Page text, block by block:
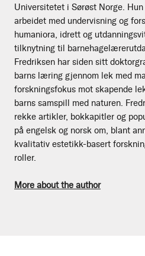
Universitetet i Sørøst Norge.
arbeidet med undervisning og
humaniora, idrett og
tilknytning til
Fredriksen har siden sitt
barns læring gjennom lek med
forskningsfokus mot skapende
barns samspill med naturen.
rekke artikler, bokkapitler og
på engelsk og norsk om, blant
kvalitativ estetikk-basert
roller.
More about the author